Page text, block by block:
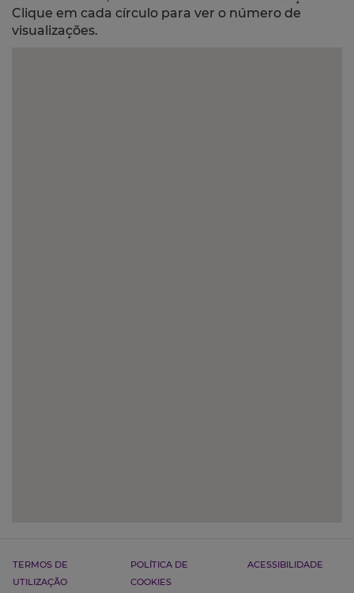
Clique em cada círculo para ver o número de
visualizações.
TERMOS DE
UTILIZAÇÃO
POLÍTICA DE
COOKIES
ACESSIBILIDADE